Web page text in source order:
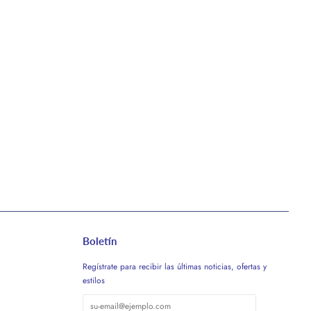
Boletín
Regístrate para recibir las últimas noticias, ofertas y
estilos